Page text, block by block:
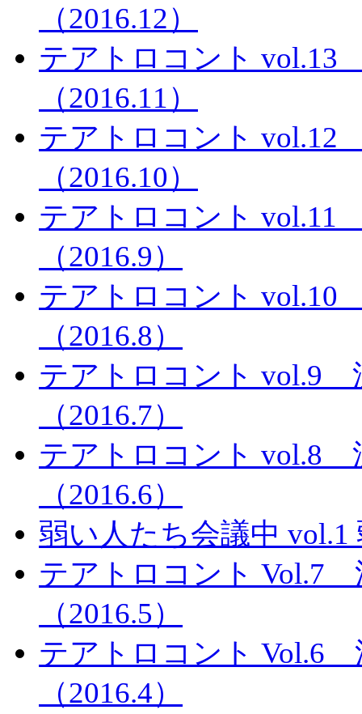
（2016.12）
テアトロコント
（2016.11）
テアトロコント
（2016.10）
テアトロコント
（2016.9）
テアトロコント
（2016.8）
テアトロコント vol.9
（2016.7）
テアトロコント vol.8
（2016.6）
弱い人たち会議中
テアトロコント Vol.7
（2016.5）
テアトロコント Vol.6
（2016.4）